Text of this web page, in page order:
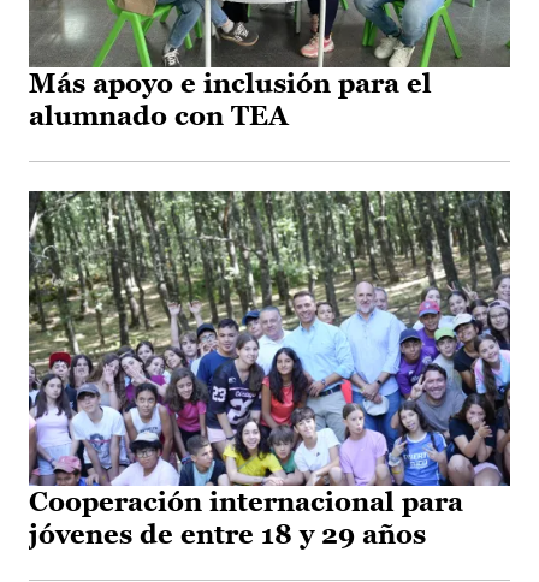
Más apoyo e inclusión para el
alumnado con TEA
Cooperación internacional para
jóvenes de entre 18 y 29 años